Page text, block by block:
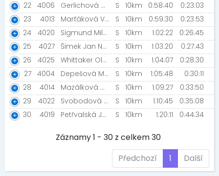
22 4006 Gerlichová Magdaléna Małyjurková Karolína S 10km 0:58:40
0:23:03
23
4013 Marťáková Věra Marťáková Barbora S 10km 0:59:30
0:23:53
24
4020 Sigmund Milan Sigmund David [Rozběháme Břeclav] S 10km 1:02:22
0:26:45
25
4027 Šimek Jan Nezval Vojtěch S 10km 1:03:20
0:27:43
26
4025 Whittaker Olga Faltejsková Michaela [ŠBV] S 10km 1:04:07
0:28:30
27 4004 Depešová Martina Zumr David S 10km 1:05:48
0:30:11
28
4014 Mazálková Michaela Čelechovská Hana S 10km 1:09:27
0:33:50
29
4022 Svobodová Nina Kovický Ondřej S 10km 1:10:45
0:35:08
30
4019 Petřvalská Jarmila Hromková Veronika [J&acute;Elita run ] S 10km 1:20:11 0:44:34
Záznamy 1 - 30 z celkem 30
Předchozí
1 Další